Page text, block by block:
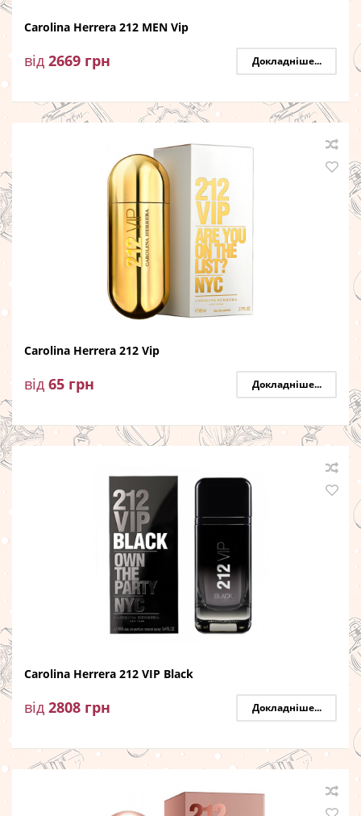
Carolina Herrera 212 MEN Vip
від 2669 грн Докладніше...
Carolina Herrera 212 Vip
від 65 грн Докладніше...
Carolina Herrera 212 VIP Black
від 2808 грн Докладніше...